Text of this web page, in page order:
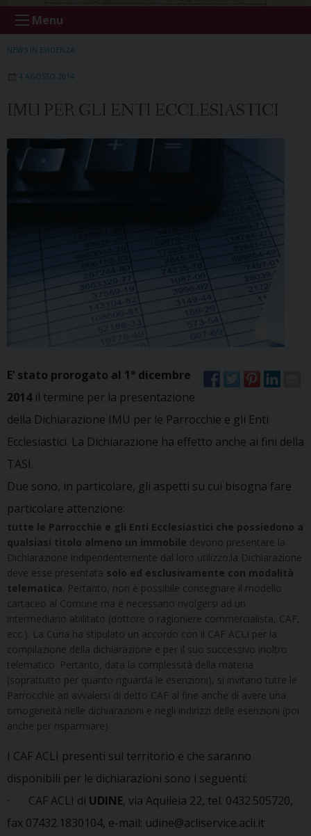
Menu
NEWS IN EVIDENZA
4 AGOSTO 2014
IMU PER GLI ENTI ECCLESIASTICI
E’ stato prorogato al 1° dicembre
2014il termine per la presentazione
della Dichiarazione IMU per le Parrocchie e gli Enti
Ecclesiastici. La Dichiarazione ha effetto anche ai fini della
TASI.
Due sono, in particolare, gli aspetti su cui bisogna fare
particolare attenzione:
tutte le Parrocchie e gli Enti Ecclesiastici che possiedono a
qualsiasi titolo almeno un immobile devono presentare la
Dichiarazione indipendentemente dal loro utilizzo;la Dichiarazione
deve esse presentata solo ed esclusivamente con modalità
telematica . Pertanto, non è possibile consegnare il modello
cartaceo al Comune ma è necessario rivolgersi ad un
intermediario abilitato (dottore o ragioniere commercialista, CAF,
ecc.). La Curia ha stipulato un accordo con il CAF ACLI per la
compilazione della dichiarazione e per il suo successivo inoltro
telematico. Pertanto, data la complessità della materia
(soprattutto per quanto riguarda le esenzioni), si invitano tutte le
Parrocchie ad avvalersi di detto CAF al fine anche di avere una
omogeneità nelle dichiarazioni e negli indirizzi delle esenzioni (poi
anche per risparmiare).
I CAF ACLI presenti sul territorio e che saranno
disponibili per le dichiarazioni sono i seguenti:
· CAF ACLI di UDINE, via Aquileia 22, tel. 0432.505720,
fax 07432.1830104, e-mail: udine@acliservice.acli.it